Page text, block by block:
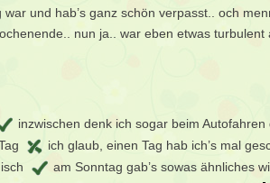
und hab’s ganz schön verpasst.. och
nun ja.. war eben etwas
inzwischen denk ich sogar beim Autofahren
ich glaub, einen Tag hab ich’s mal
am Sonntag gab’s sowas ähnliches